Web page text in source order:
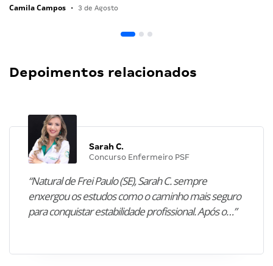
Camila Campos • 3 de Agosto
Depoimentos relacionados
Sarah C.
Concurso Enfermeiro PSF
“Natural de Frei Paulo (SE), Sarah C. sempre
enxergou os estudos como o caminho mais seguro
para conquistar estabilidade profissional. Após o…”